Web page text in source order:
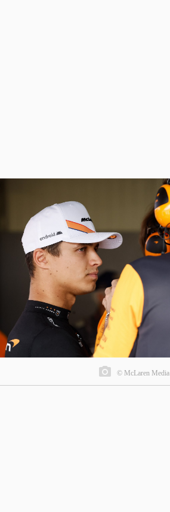
© McLaren Media